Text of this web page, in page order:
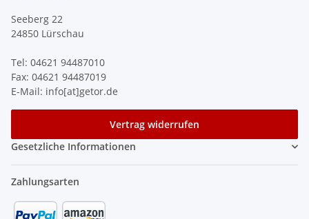
Seeberg 22
24850 Lürschau
Tel: 04621 94487010
Fax: 04621 94487019
E-Mail: info[at]getor.de
Vertrag widerrufen
Gesetzliche Informationen
Zahlungsarten